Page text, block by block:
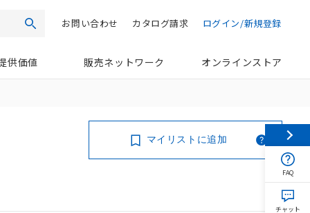
検索 ログイン/新規登録
カタログ請求
お問い合わせ
供価値 販売ネットワーク オンラインストア
マイリストに追加
FAQ
チャット